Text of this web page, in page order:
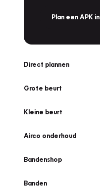
Plan een APK in
Direct plannen
Grote beurt
Kleine beurt
Airco onderhoud
Bandenshop
Banden